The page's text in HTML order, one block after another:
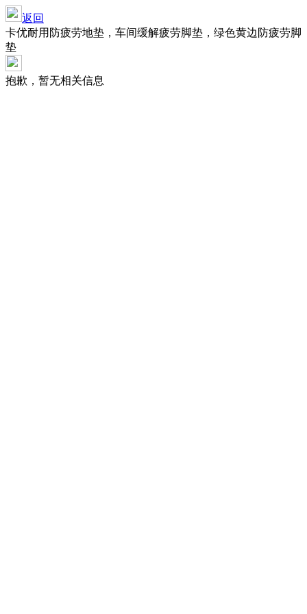
返回
卡优耐用防疲劳地垫，车间缓解疲劳脚垫，绿色黄边防疲劳脚
垫
抱歉，暂无相关信息